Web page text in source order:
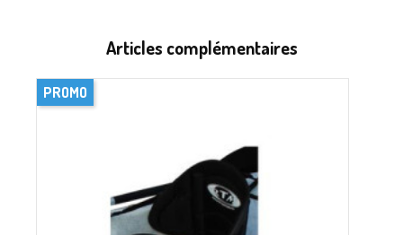
Articles complémentaires
PROMO